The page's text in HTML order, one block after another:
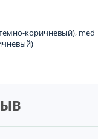
коричневый), med